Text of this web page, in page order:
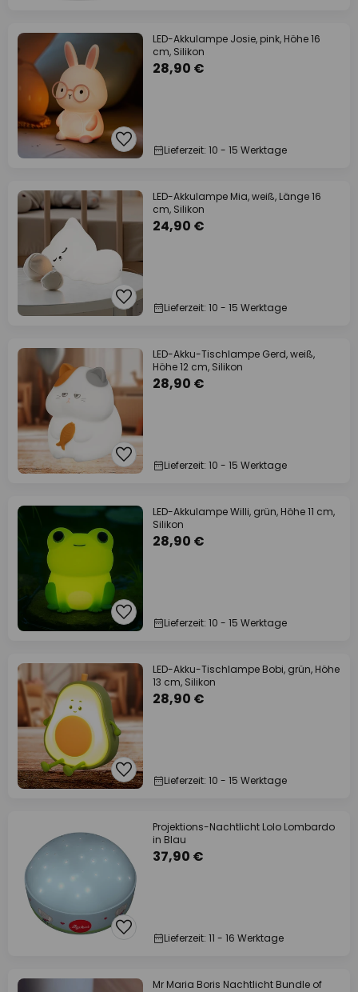
LED-Akkulampe Josie, pink, Höhe 16
cm, Silikon
28,90 €
Lieferzeit: 10 - 15 Werktage
LED-Akkulampe Mia, weiß, Länge 16
cm, Silikon
24,90 €
Lieferzeit: 10 - 15 Werktage
LED-Akku-Tischlampe Gerd, weiß,
Höhe 12 cm, Silikon
28,90 €
Lieferzeit: 10 - 15 Werktage
LED-Akkulampe Willi, grün, Höhe 11 cm,
Silikon
28,90 €
Lieferzeit: 10 - 15 Werktage
LED-Akku-Tischlampe Bobi, grün, Höhe
13 cm, Silikon
28,90 €
Lieferzeit: 10 - 15 Werktage
Projektions-Nachtlicht Lolo Lombardo
in Blau
37,90 €
Lieferzeit: 11 - 16 Werktage
Mr Maria Boris Nachtlicht Bundle of